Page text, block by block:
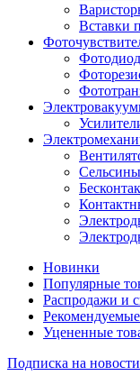
Вставки
Сельсины
Новинки
Популярные
Распродажи и
Уцененные
Подписка на